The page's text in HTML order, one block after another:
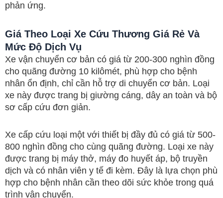
phản ứng.
Giá Theo Loại Xe Cứu Thương Giá Rẻ Và
Mức Độ Dịch Vụ
Xe vận chuyển cơ bản có giá từ 200-300 nghìn đồng
cho quãng đường 10 kilômét, phù hợp cho bệnh
nhân ổn định, chỉ cần hỗ trợ di chuyển cơ bản. Loại
xe này được trang bị giường cáng, dây an toàn và bộ
sơ cấp cứu đơn giản.
Xe cấp cứu loại một với thiết bị đầy đủ có giá từ 500-
800 nghìn đồng cho cùng quãng đường. Loại xe này
được trang bị máy thở, máy đo huyết áp, bộ truyền
dịch và có nhân viên y tế đi kèm. Đây là lựa chọn phù
hợp cho bệnh nhân cần theo dõi sức khỏe trong quá
trình vận chuyển.